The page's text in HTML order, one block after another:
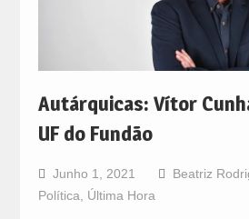
Autárquicas: Vítor
UF do Fundão
Junho 1, 2021 Beatriz
Política
Última Hora